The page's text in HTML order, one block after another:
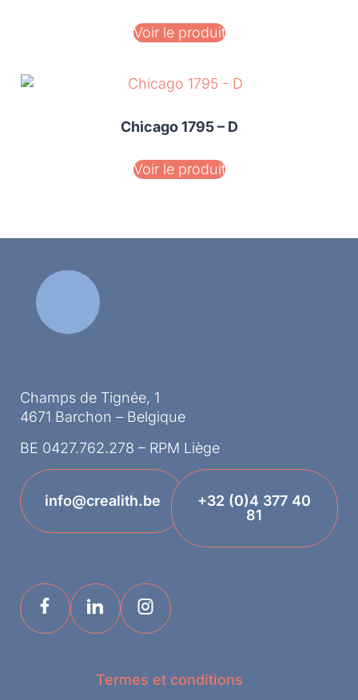
Voir le produit
Chicago 1795 – D
Voir le produit
Champs de Tignée, 1
4671 Barchon – Belgique
BE 0427.762.278 – RPM Liège
info@crealith.be
+32 (0)4 377 40
81
Termes et conditions